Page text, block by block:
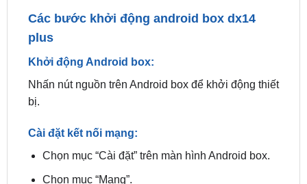
Khởi động Android box:
bị.
Cài đặt kết nối mạng: